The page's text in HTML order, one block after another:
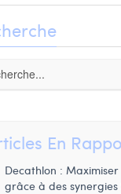
En
Decathlon :
grâce à des synergies